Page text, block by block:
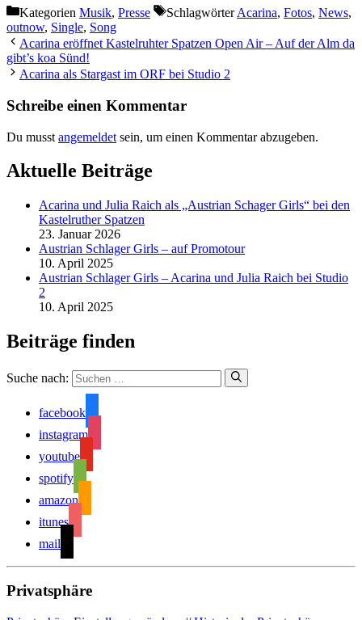
Kategorien Musik, Presse SchlagwörterAcarina, Fotos, News,
outnow, Single, Song
Acarina eröffnet Kastelruhter Spatzen Open Air – Auf der Alm da
gibt’s koa Sünd!
Acarina als Stargast im ORF bei Studio 2
Schreibe einen Kommentar
Du musst angemeldet sein, um einen Kommentar abzugeben.
Aktuelle Beiträge
Acarina und Julia Raich als „Austrian Schager Girls“ bei den
Kastelruther Spatzen
23. Januar 2026
Austrian Schlager Girls – auf Promotour
10. April 2025
Austrian Schlager Girls – Acarina und Julia Raich bei Studio
2
10. April 2025
Beiträge finden
Suche nach:
facebook
instagram
youtube
spotify
amazon
itunes
mail
Privatsphäre